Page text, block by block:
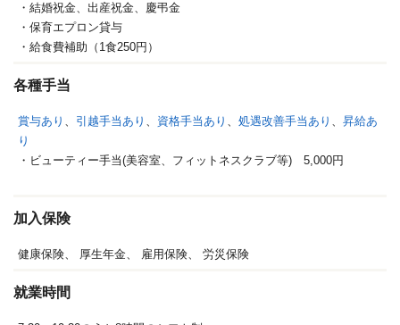
・結婚祝金、出産祝金、慶弔金
・保育エプロン貸与
・給食費補助（1食250円）
各種手当
賞与あり 引越手当あり 資格手当あり 処遇改善手当あり
昇給あ
り
・ビューティー手当(美容室、フィットネスクラブ等) 5,000円
加入保険
健康保険、 厚生年金、 雇用保険、 労災保険
就業時間